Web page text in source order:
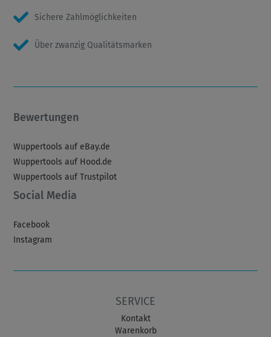
Sichere Zahlmöglichkeiten
Über zwanzig Qualitätsmarken
Bewertungen
Wuppertools auf eBay.de
Wuppertools auf Hood.de
Wuppertools auf Trustpilot
Social Media
Facebook
Instagram
SERVICE
Kontakt
Warenkorb